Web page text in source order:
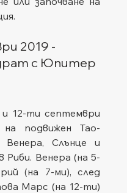
2019 -
с Юпитер
12-ти септември
подвижен Тао-
Слънце и
Венера (на 5-
(на 7-ми), след
Марс (на 12-ти)